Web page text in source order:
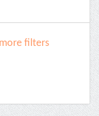
filters